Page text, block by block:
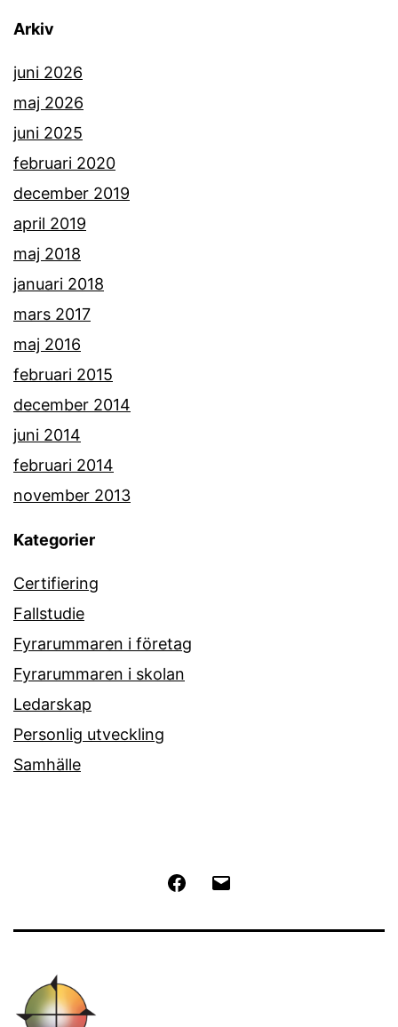
Arkiv
juni 2026
maj 2026
juni 2025
februari 2020
december 2019
april 2019
maj 2018
januari 2018
mars 2017
maj 2016
februari 2015
december 2014
juni 2014
februari 2014
november 2013
Kategorier
Certifiering
Fallstudie
Fyrarummaren i företag
Fyrarummaren i skolan
Ledarskap
Personlig utveckling
Samhälle
Facebook